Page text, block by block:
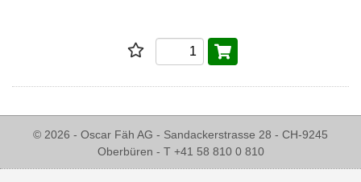
© 2026 - Oscar Fäh AG - Sandackerstrasse 28 - CH-9245
Oberbüren - T +41 58 810 0 810